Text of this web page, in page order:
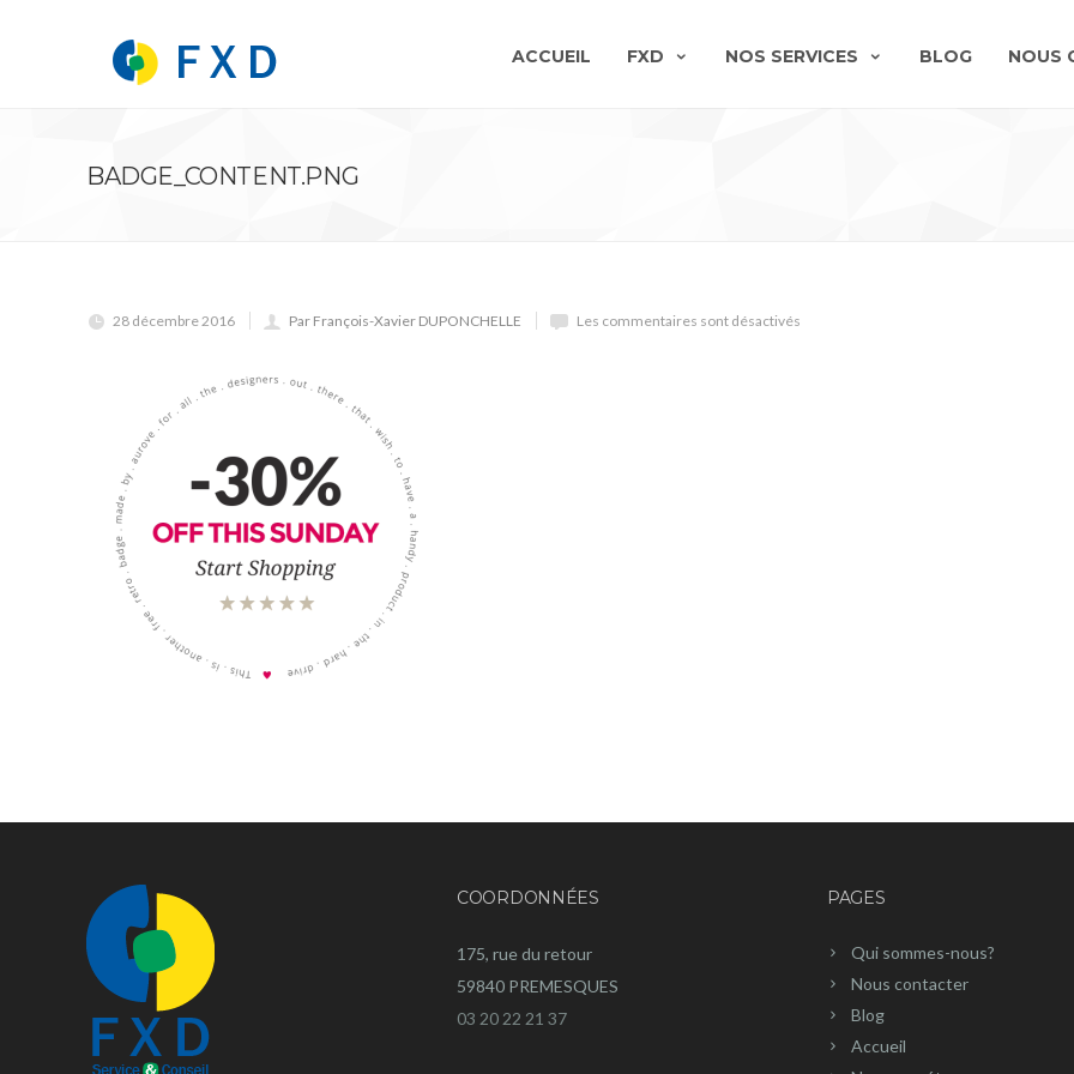
ACCUEIL FXD NOS SERVICES BLOG NOUS
BADGE_CONTENT.PNG
28 décembre 2016 Par François-Xavier DUPONCHELLE Les commentaires sont désactivés
COORDONNÉES
175, rue du retour
59840 PREMESQUES
03 20 22 21 37
PAGES
Qui sommes-nous?
Nous contacter
Blog
Accueil